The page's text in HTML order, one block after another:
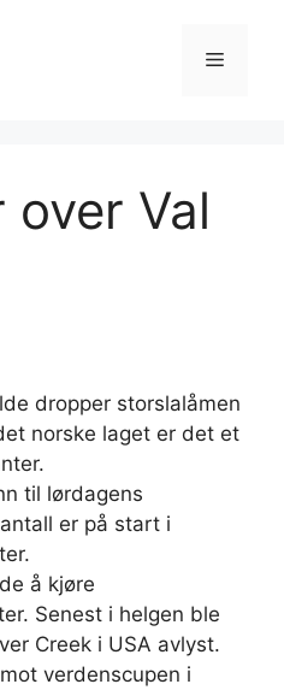
Meny
over Val
dropper storslalåmen
norske laget er det et
til lørdagens
er på start i
å kjøre
Senest i helgen ble
Creek i USA avlyst.
verdenscupen i